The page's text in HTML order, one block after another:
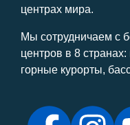
центрах мира.
Мы сотрудничаем с
центров в 8
горные курорты,